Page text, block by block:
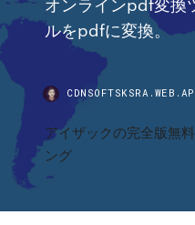
ルをpdfに変換。
アイザックの完全版無
ング